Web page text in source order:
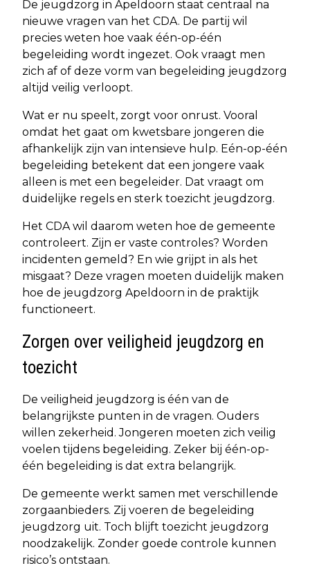
De jeugdzorg in Apeldoorn staat centraal na
nieuwe vragen van het CDA. De partij wil
precies weten hoe vaak één-op-één
begeleiding wordt ingezet. Ook vraagt men
zich af of deze vorm van begeleiding jeugdzorg
altijd veilig verloopt.
Wat er nu speelt, zorgt voor onrust. Vooral
omdat het gaat om kwetsbare jongeren die
afhankelijk zijn van intensieve hulp. Eén-op-één
begeleiding betekent dat een jongere vaak
alleen is met een begeleider. Dat vraagt om
duidelijke regels en sterk toezicht jeugdzorg.
Het CDA wil daarom weten hoe de gemeente
controleert. Zijn er vaste controles? Worden
incidenten gemeld? En wie grijpt in als het
misgaat? Deze vragen moeten duidelijk maken
hoe de jeugdzorg Apeldoorn in de praktijk
functioneert.
Zorgen over veiligheid jeugdzorg en
toezicht
De veiligheid jeugdzorg is één van de
belangrijkste punten in de vragen. Ouders
willen zekerheid. Jongeren moeten zich veilig
voelen tijdens begeleiding. Zeker bij één-op-
één begeleiding is dat extra belangrijk.
De gemeente werkt samen met verschillende
zorgaanbieders. Zij voeren de begeleiding
jeugdzorg uit. Toch blijft toezicht jeugdzorg
noodzakelijk. Zonder goede controle kunnen
risico’s ontstaan.